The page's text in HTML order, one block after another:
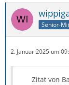
Senior-
2. Januar 2025 um
Zitat von